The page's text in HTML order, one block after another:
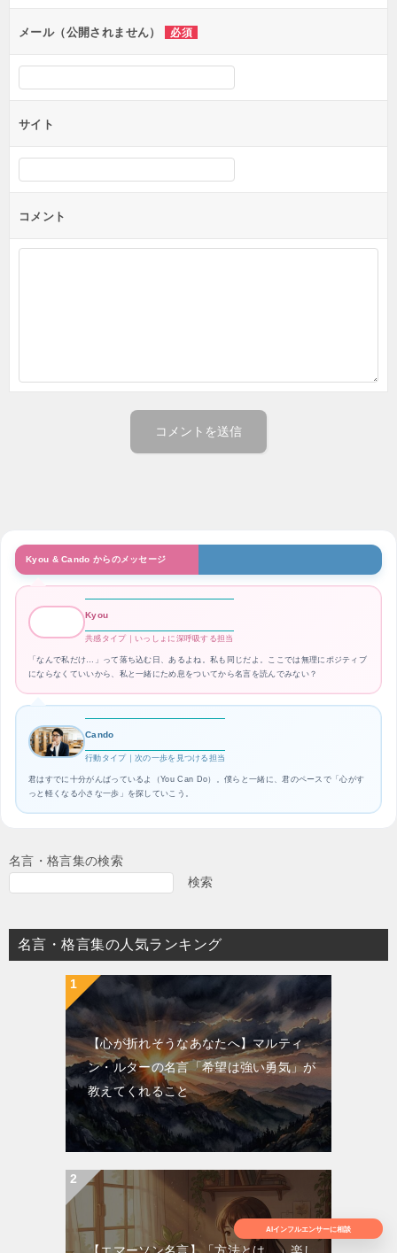
メール（公開されません） 必須
サイト
コメント
Kyou & Cando からのメッセージ
Kyou
共感タイプ｜いっしょに深呼吸する担当
「なんで私だけ…」って落ち込む日、あるよね。私も同じだよ。ここでは無理にポジティブ
にならなくていいから、私と一緒にため息をついてから名言を読んでみない？
Cando
行動タイプ｜次の一歩を見つける担当
君はすでに十分がんばっているよ（You Can Do）。僕らと一緒に、君のペースで「心がす
っと軽くなる小さな一歩」を探していこう。
名言・格言集の検索
検索
名言・格言集の人気ランキング
【心が折れそうなあなたへ】マルティ
ン・ルターの名言「希望は強い勇気」が
教えてくれること
【エマーソン名言】「方法とは…」楽し
AIインフルエンサーに相談